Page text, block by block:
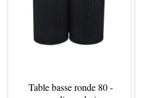
Table basse ronde 80 -